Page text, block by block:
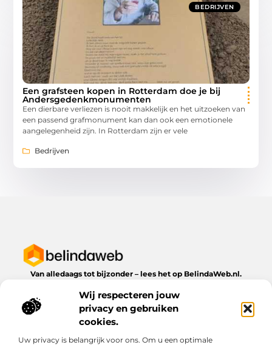
Wij respecteren jouw
privacy en gebruiken
cookies.
Uw privacy is belangrijk voor ons. Om u een optimale
BEDRIJVEN
Een grafsteen kopen in Rotterdam doe je bij
Andersgedenkmonumenten
Een dierbare verliezen is nooit makkelijk en het uitzoeken van
een passend grafmonument kan dan ook een emotionele
aangelegenheid zijn. In Rotterdam zijn er vele
Bedrijven
Van alledaags tot bijzonder – lees het op BelindaWeb.nl.
dagelijks leven te bieden heeft.
Bericht categorie